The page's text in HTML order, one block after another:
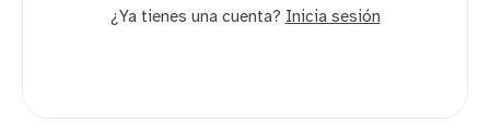
¿Ya tienes una cuenta? Inicia sesión